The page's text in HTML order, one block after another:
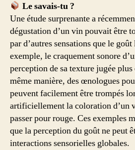
Le savais-tu ?
Une étude surprenante a
dégustation d’un vin pouvait être
par d’autres sensations que le
exemple, le craquement sonore
perception de sa texture jugée
même manière, des œnologues
peuvent facilement être trompés
artificiellement la coloration d’un
passer pour rouge. Ces exemples
que la perception du goût ne peut
interactions sensorielles globales.